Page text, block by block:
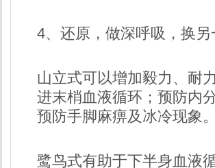
4、还原，做深呼吸，换另
山立式可以增加毅力、耐
进末梢血液循环；预防内
预防手脚麻痹及冰冷现象。
鹭鸟式有助于下半身血液